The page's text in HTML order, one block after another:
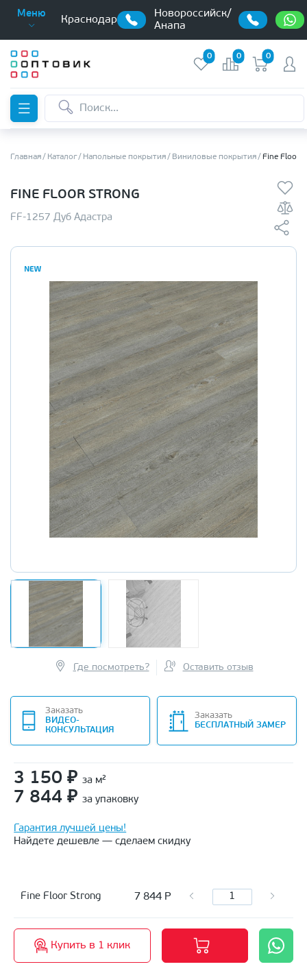
Меню
Краснодар
Новороссийск/
Анапа
0 0 0
Главная Каталог Напольные покрытия Виниловые покрытия Fine Floor
FINE FLOOR STRONG
FF-1257 Дуб Адастра
Где посмотреть? Оставить отзыв
Заказать
ВИДЕО-
КОНСУЛЬТАЦИЯ
Заказать
БЕСПЛАТНЫЙ ЗАМЕР
3 150 ₽ за м²
7 844 ₽ за упаковку
Гарантия лучшей цены!
Найдете дешевле — сделаем скидку
Fine Floor Strong 7 844 Р
Купить в 1 клик